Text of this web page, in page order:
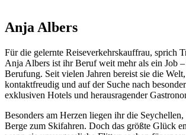
Anja Albers
Für die gelernte Reiseverkehrskauffrau, sprich
Anja Albers ist ihr Beruf weit mehr als ein Job –
Berufung. Seit vielen Jahren bereist sie die
kontaktfreudig und auf der Suche nach
exklusiven Hotels und herausragender
Besonders am Herzen liegen ihr die
Berge zum Skifahren. Doch das größte Glück